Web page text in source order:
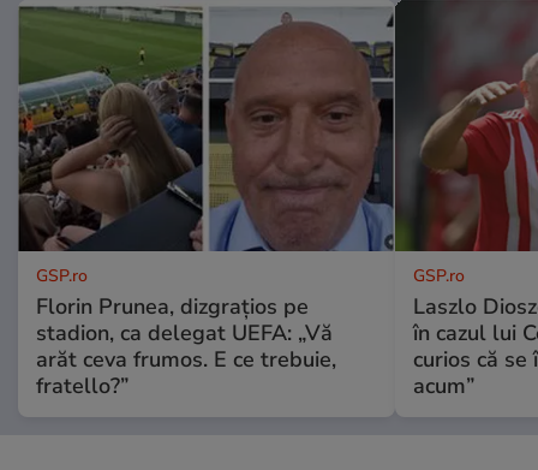
GSP.ro
Florin Prunea, dizgrațios pe
stadion, ca delegat UEFA: „Vă
arăt ceva frumos. E ce trebuie,
fratello?”
GSP.ro
Laszlo
în cazul lui
curios că
acum”